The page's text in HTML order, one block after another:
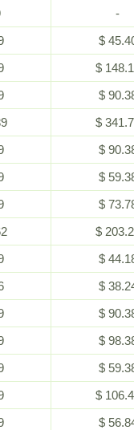
-
$
$
$
$
$
$
$
$
$
$
$
$
$
$
$